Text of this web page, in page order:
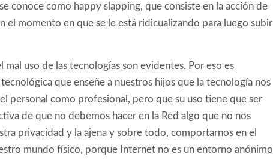
conoce como happy slapping, que consiste en la acción de
el momento en que se le está ridicualizando para luego subir
uso de las tecnologías son evidentes. Por eso es
que enseñe a nuestros hijos que la tecnología nos
personal como profesional, pero que su uso tiene que ser
de que no debemos hacer en la Red algo que no nos
privacidad y la ajena y sobre todo, comportarnos en el
mundo físico, porque Internet no es un entorno anónimo